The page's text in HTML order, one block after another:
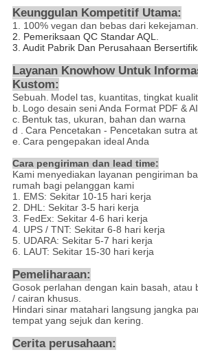
Keunggulan Kompetitif Utama:
1. 100% vegan dan bebas dari kekejaman.
2. Pemeriksaan QC Standar AQL.
3. Audit Pabrik Dan Perusahaan
Layanan Knowhow Untuk
Kustom:
Sebuah. Model tas, kuantitas, tingkat
b. Logo desain seni Anda Format PDF & AI
c. Bentuk tas, ukuran, bahan dan warna
d . Cara Pencetakan - Pencetakan sutra
e. Cara pengepakan ideal Anda
Cara pengiriman dan lead time:
Kami menyediakan layanan pengiriman
rumah bagi pelanggan kami
1. EMS: Sekitar 10-15 hari kerja
2. DHL: Sekitar 3-5 hari kerja
3. FedEx: Sekitar 4-6 hari kerja
4. UPS / TNT: Sekitar 6-8 hari kerja
5. UDARA: Sekitar 5-7 hari kerja
6. LAUT: Sekitar 15-30 hari kerja
Pemeliharaan:
Gosok perlahan dengan kain basah, atau
/ cairan khusus.
Hindari sinar matahari langsung jangka
tempat yang sejuk dan kering.
Cerita perusahaan: